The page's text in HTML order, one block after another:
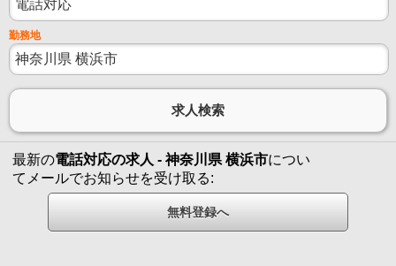
勤務地
最新の電話対応の求人 - 神奈川県 横浜市につい
てメールでお知らせを受け取る: